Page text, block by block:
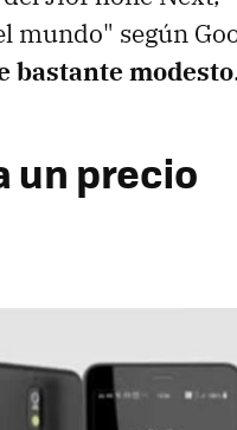
mundo" según
bastante modesto.
un precio